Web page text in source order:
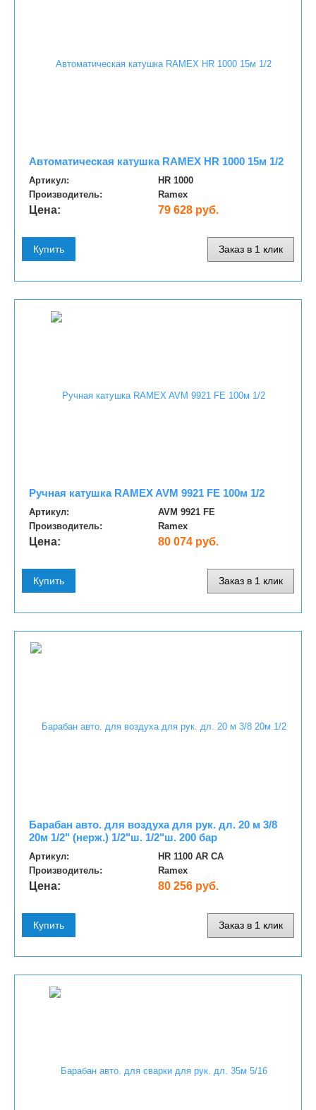
Автоматическая катушка RAMEX HR 1000 15м 1/2
Артикул:
HR 1000
Производитель:
Ramex
Цена: 79 628 руб.
Купить Заказ в 1 клик
Ручная катушка RAMEX AVM 9921 FE 100м 1/2
Артикул:
AVM 9921 FE
Производитель:
Ramex
Цена: 80 074 руб.
Купить Заказ в 1 клик
Барабан авто. для воздуха для рук. дл. 20 м 3/8
20м 1/2" (нерж.) 1/2"ш. 1/2"ш. 200 бар
Артикул:
HR 1100 AR CA
Производитель:
Ramex
Цена: 80 256 руб.
Купить Заказ в 1 клик